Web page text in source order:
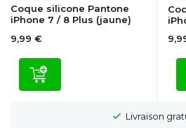
Coque silicone Pantone
iPhone 7 / 8 Plus (jaune)
9,99 €
Délai de rétractation